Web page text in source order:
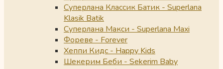
Суперлана Классик Батик - Superlana
Klasik Batik
Суперлана Макси - Superlana Maxi
Фореве - Forever
Хеппи Кидс - Happy Kids
Шекерим Беби - Sekerim Baby